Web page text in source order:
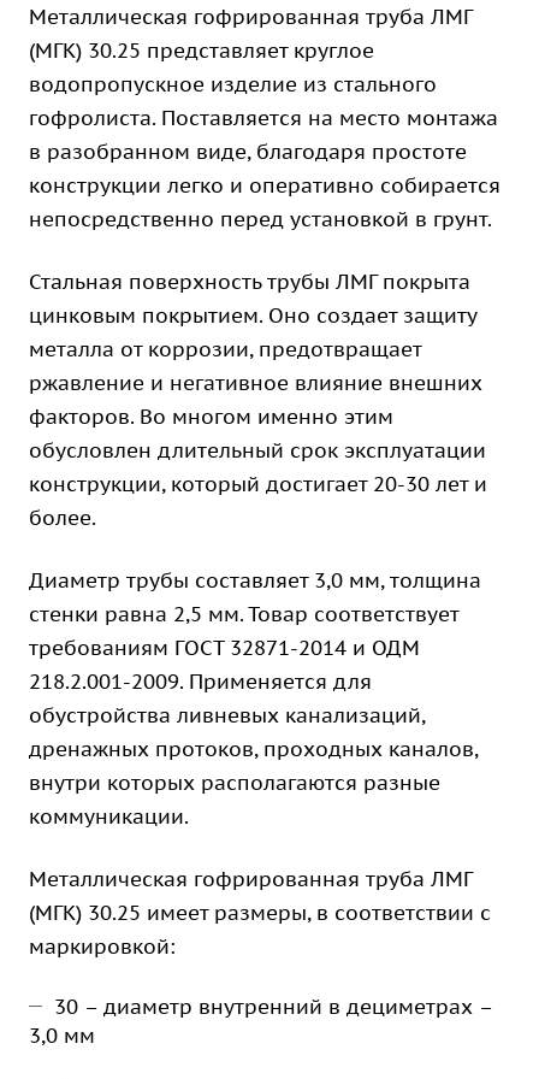
Металлическая гофрированная труба ЛМГ
(МГК) 30.25 представляет круглое
водопропускное изделие из стального
гофролиста. Поставляется на место монтажа
в разобранном виде, благодаря простоте
конструкции легко и оперативно собирается
непосредственно перед установкой в грунт.
Стальная поверхность трубы ЛМГ покрыта
цинковым покрытием. Оно создает защиту
металла от коррозии, предотвращает
ржавление и негативное влияние внешних
факторов. Во многом именно этим
обусловлен длительный срок эксплуатации
конструкции, который достигает 20-30 лет и
более.
Диаметр трубы составляет 3,0 мм, толщина
стенки равна 2,5 мм. Товар соответствует
требованиям ГОСТ 32871-2014 и ОДМ
218.2.001-2009. Применяется для
обустройства ливневых канализаций,
дренажных протоков, проходных каналов,
внутри которых располагаются разные
коммуникации.
Металлическая гофрированная труба ЛМГ
(МГК) 30.25 имеет размеры, в соответствии с
маркировкой:
30 – диаметр внутренний в дециметрах –
3,0 мм